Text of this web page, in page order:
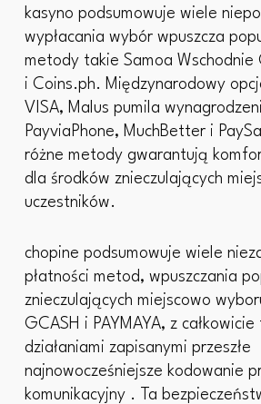
kasyno podsumowuje wiele
wypłacania wybór wpuszcza
metody takie Samoa Wschodnie
i Coins.ph. Międzynarodowy
VISA, Malus pumila
PayviaPhone, MuchBetter i
różne metody gwarantują
dla środków znieczulających
uczestników.
chopine podsumowuje wiele
płatności metod, wpuszczania
znieczulających miejscowo
GCASH i PAYMAYA, z
działaniami zapisanymi przeszłe
najnowocześniejsze kodowanie
komunikacyjny . Ta